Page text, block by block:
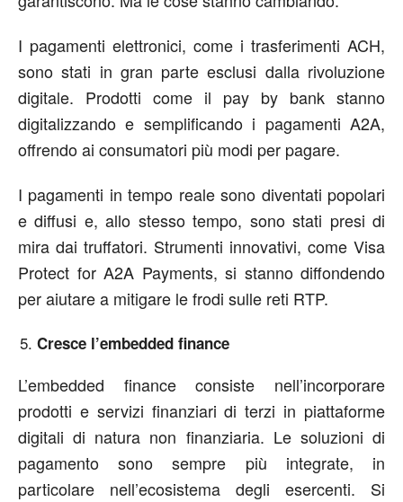
I pagamenti elettronici, come i trasferimenti ACH,
sono stati in gran parte esclusi dalla rivoluzione
digitale. Prodotti come il pay by bank stanno
digitalizzando e semplificando i pagamenti A2A,
offrendo ai consumatori più modi per pagare.
I pagamenti in tempo reale sono diventati popolari
e diffusi e, allo stesso tempo, sono stati presi di
mira dai truffatori. Strumenti innovativi, come Visa
Protect for A2A Payments, si stanno diffondendo
per aiutare a mitigare le frodi sulle reti RTP.
Cresce l’embedded finance
L’embedded finance consiste nell’incorporare
prodotti e servizi finanziari di terzi in piattaforme
digitali di natura non finanziaria. Le soluzioni di
pagamento sono sempre più integrate, in
particolare nell’ecosistema degli esercenti. Si